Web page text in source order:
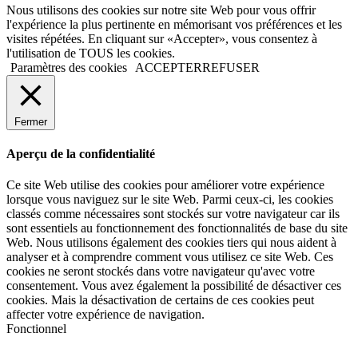
Nous utilisons des cookies sur notre site Web pour vous offrir
l'expérience la plus pertinente en mémorisant vos préférences et les
visites répétées. En cliquant sur «Accepter», vous consentez à
l'utilisation de TOUS les cookies.
Paramètres des cookies
ACCEPTERREFUSER
Fermer
Aperçu de la confidentialité
Ce site Web utilise des cookies pour améliorer votre expérience
lorsque vous naviguez sur le site Web. Parmi ceux-ci, les cookies
classés comme nécessaires sont stockés sur votre navigateur car ils
sont essentiels au fonctionnement des fonctionnalités de base du site
Web. Nous utilisons également des cookies tiers qui nous aident à
analyser et à comprendre comment vous utilisez ce site Web. Ces
cookies ne seront stockés dans votre navigateur qu'avec votre
consentement. Vous avez également la possibilité de désactiver ces
cookies. Mais la désactivation de certains de ces cookies peut
affecter votre expérience de navigation.
Fonctionnel